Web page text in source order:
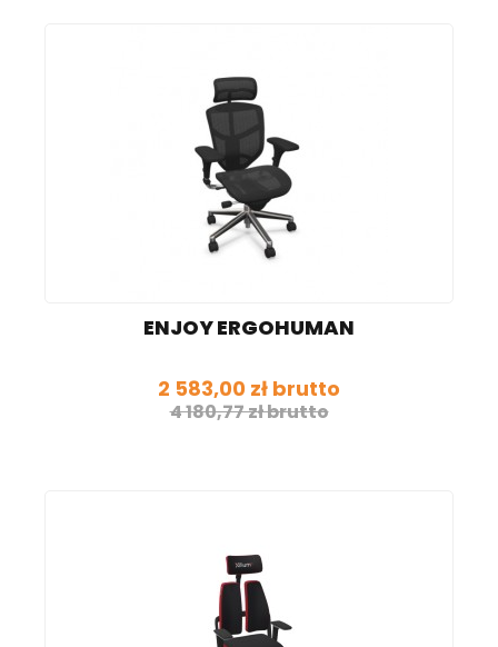
ENJOY ERGOHUMAN
2 583,00 zł brutto
4 180,77 zł brutto